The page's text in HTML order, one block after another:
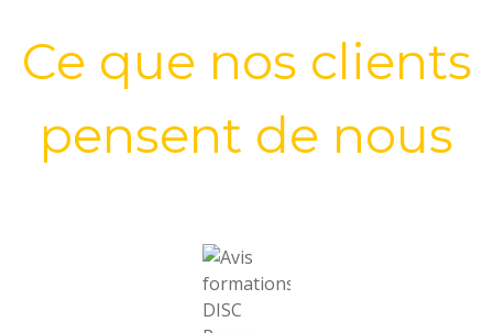
Ce que nos clients
pensent de nous